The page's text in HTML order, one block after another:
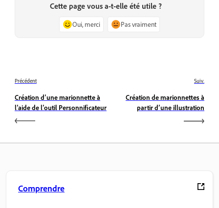
Cette page vous a-t-elle été utile ?
Oui, merci Pas vraiment
Précédent
Création d’une marionnette à
l’aide de l’outil Personnificateur
Suiv.
Création de marionnettes à
partir d’une illustration
Comprendre